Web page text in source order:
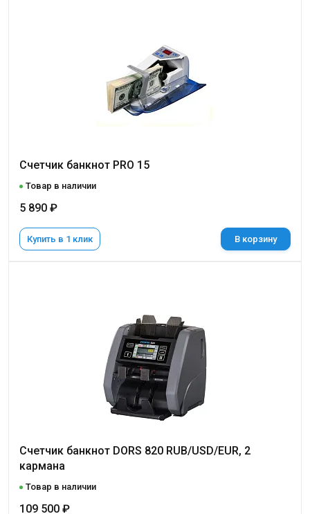
Счетчик банкнот PRO 15
Товар в наличии
5 890 ₽
Купить в 1 клик В корзину
Счетчик банкнот DORS 820 RUB/USD/EUR, 2
кармана
Товар в наличии
109 500 ₽